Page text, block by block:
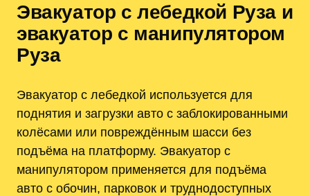
Эвакуатор с лебедкой Руза и
эвакуатор с манипулятором
Руза
Эвакуатор с лебедкой используется для
поднятия и загрузки авто с заблокированными
колёсами или повреждённым шасси без
подъёма на платформу. Эвакуатор с
манипулятором применяется для подъёма
авто с обочин, парковок и труднодоступных